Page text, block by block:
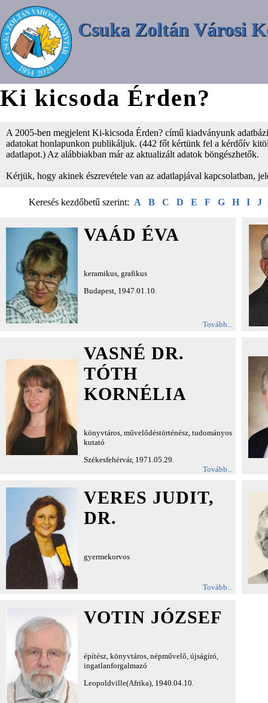
Csuka Zoltán Városi
Ki kicsoda Érden?
A 2005-ben megjelent Ki-kicsoda Érden? című kiadványunk
adatokat honlapunkon publikáljuk. (442 főt kértünk fel a kérdőív
adatlapot.) Az alábbiakban már az aktualizált adatok böngészhetők.
Kérjük, hogy akinek észrevétele van az adatlapjával kapcsolatban,
Keresés kezdőbetű szerint: A B C D E F G H I J
VAÁD ÉVA
keramikus, grafikus
Budapest, 1947.01.10.
Tovább...
VASNÉ DR.
TÓTH
KORNÉLIA
könyvtáros, művelődéstörténész, tudományos
kutató
Székesfehérvár, 1971.05.29.
Tovább...
VERES JUDIT,
DR.
gyermekorvos
Tovább...
VOTIN JÓZSEF
építész, könyvtáros, népművelő, újságíró,
ingatlanforgalmazó
Leopoldville(Afrika), 1940.04.10.